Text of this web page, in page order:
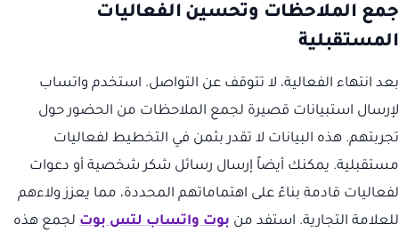
جمع الملاحظات وتحسين الفعاليات
المستقبلية
بعد انتهاء الفعالية، لا تتوقف عن التواصل. استخدم واتساب
لإرسال استبيانات قصيرة لجمع الملاحظات من الحضور حول
تجربتهم. هذه البيانات لا تقدر بثمن في التخطيط لفعاليات
مستقبلية. يمكنك أيضاً إرسال رسائل شكر شخصية أو دعوات
لفعاليات قادمة بناءً على اهتماماتهم المحددة، مما يعزز ولاءهم
للعلامة التجارية. استفد من بوت واتساب لتس بوت لجمع هذه